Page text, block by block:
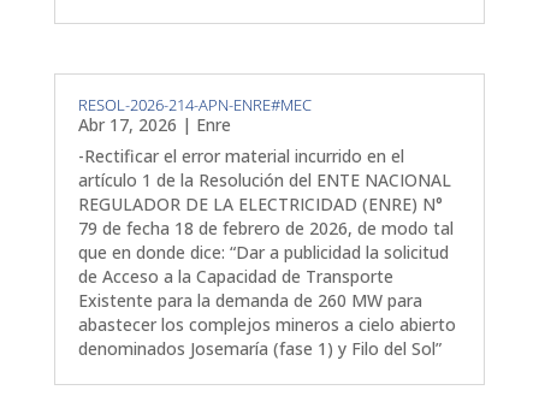
RESOL-2026-214-APN-ENRE#MEC
Abr 17, 2026 | Enre
-Rectificar el error material incurrido en el
artículo 1 de la Resolución del ENTE NACIONAL
REGULADOR DE LA ELECTRICIDAD (ENRE) N°
79 de fecha 18 de febrero de 2026, de modo tal
que en donde dice: “Dar a publicidad la solicitud
de Acceso a la Capacidad de Transporte
Existente para la demanda de 260 MW para
abastecer los complejos mineros a cielo abierto
denominados Josemaría (fase 1) y Filo del Sol”